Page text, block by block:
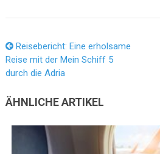
Reisebericht: Eine erholsame
Reise mit der Mein Schiff 5
durch die Adria
ÄHNLICHE ARTIKEL